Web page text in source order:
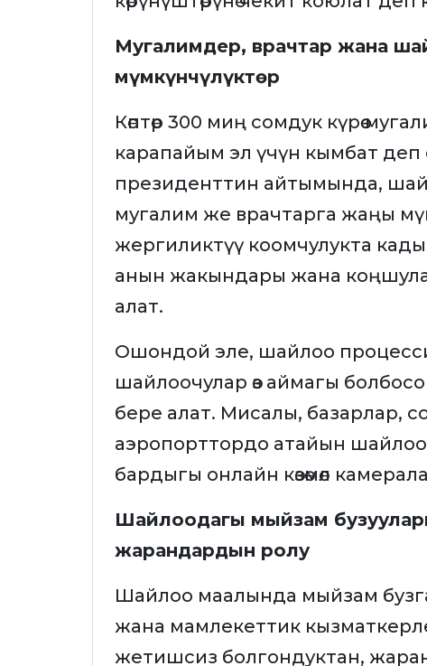
Мугалимдер, врачтар жана
мүмкүнчүлүктөр
Көптөр 300 миң сомдук күрөө
карапайым эл үчүн кымбат
президенттин айтымында,
мугалим же врачтарга жаңы
жергиликтүү коомчулукта
анын жакындары жана
алат.
Ошондой эле, шайлоо
шайлоочулар өз аймагы
бере алат. Мисалы, базарлар,
аэропорттордо атайын
бардыгы онлайн көзөмөл
Шайлоодагы мыйзам
жарандардын ролу
Шайлоо маалында мыйзам
жана мамлекеттик
жетишсиз болгондуктан,